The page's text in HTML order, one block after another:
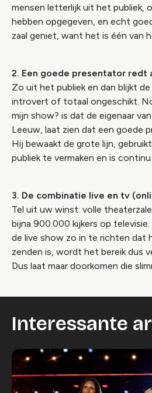
mensen letterlijk uit het publiek,
hebben opgegeven, en echt
zaal geniet, want het is één van
2. Een goede presentator redt
Zo uit het publiek en dan blijkt
introvert of totaal ongeschikt.
mijn show? is dat de eigenaar
Leeuw, laat zien dat een goede
Hij bewaakt de grote lijn,
publiek te vermaken en is
3. De combinatie live en tv
Tel uit uw winst: volle
bijna 900.000 kijkers op
de live show zo in te richten dat
zenden is, wordt het bereik dus
Dus laat maar doorkomen die
Interessante